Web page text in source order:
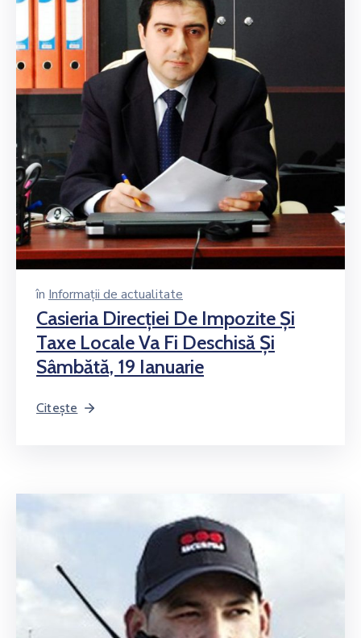
în Informații de actualitate
Casieria Direcţiei De Impozite Şi
Taxe Locale Va Fi Deschisă Şi
Sâmbătă, 19 Ianuarie
Citește